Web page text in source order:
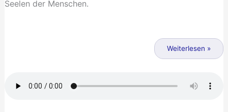
Seelen der Menschen.
Weiterlesen »